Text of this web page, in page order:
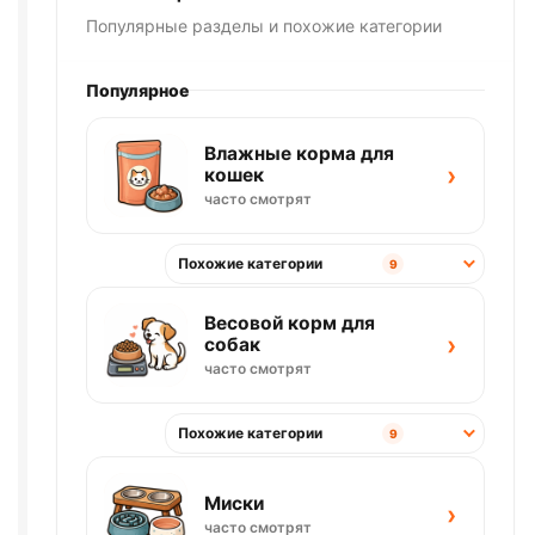
Популярные разделы и похожие категории
Популярное
Влажные корма для
кошек
часто смотрят
›
Похожие категории 9
Весовой корм для
собак
часто смотрят
›
Похожие категории 9
Миски
часто смотрят ›